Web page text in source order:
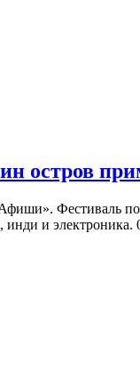
остров
Фестиваль
инди и электроника.